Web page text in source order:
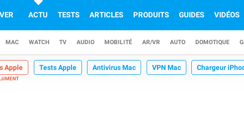
ACTU TESTS ARTICLES PRODUITS GUIDES VIDÉOS
MAC WATCH TV AUDIO MOBILITÉ AR/VR AUTO DOMOTIQUE
Apple Tests Apple Antivirus Mac VPN Mac Chargeur